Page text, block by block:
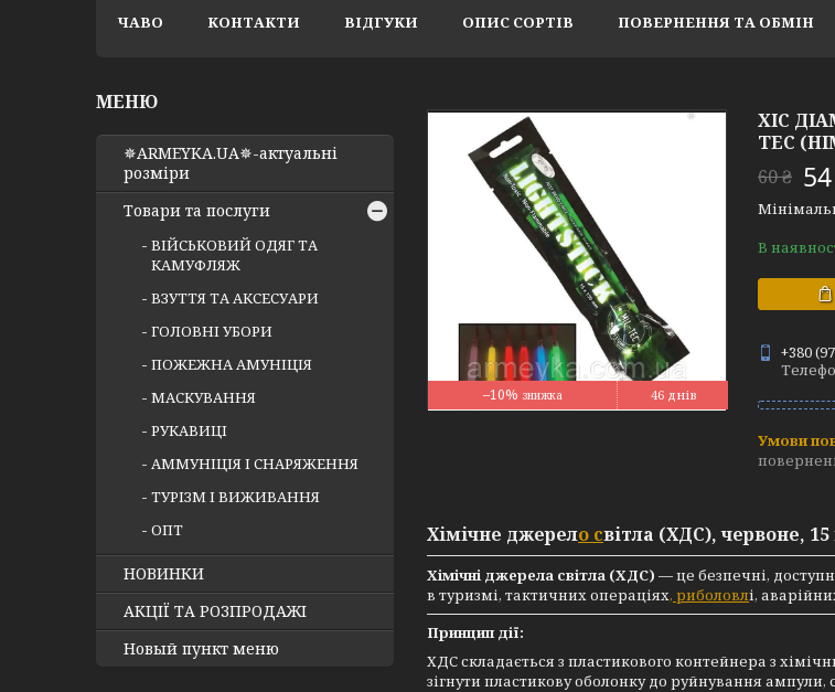
ЧАВО КОНТАКТИ ВІДГУКИ ОПИС СОРТІВ ПОВЕРНЕННЯ ТА ОБМІН
–10% 46 днів
ХІС
TEC
60 ₴
В
+380
Хімічне джерело світла (ХДС), червоне,
Хімічні джерела світла (ХДС) — це безпечні,
в туризмі, тактичних операціях, риболовлі,
Принцип дії:
ХДС складається з пластикового контейнера з
зігнути пластикову оболонку до руйнування
✵ARMEYKA.UA✵-актуальні
розміри
Товари та послуги
ВІЙСЬКОВИЙ ОДЯГ ТА
КАМУФЛЯЖ
ВЗУТТЯ ТА АКСЕСУАРИ
ГОЛОВНІ УБОРИ
ПОЖЕЖНА АМУНІЦІЯ
МАСКУВАННЯ
РУКАВИЦІ
АММУНІЦІЯ І СНАРЯЖЕННЯ
ТУРІЗМ І ВИЖИВАННЯ
ОПТ
НОВИНКИ
АКЦІЇ ТА РОЗПРОДАЖІ
Новый пункт меню